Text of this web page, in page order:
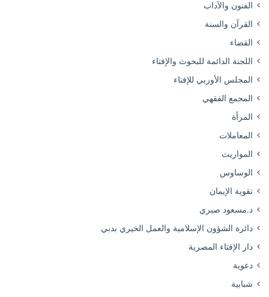
الفنون والآداب
القرآن والسنة
القضاء
اللجنة الدائمة للبحوث والإفتاء
المجلس الأوربي للإفتاء
المجمع الفقهي
المرأة
المعاملات
المواريث
الوساوس
تقوية الإيمان
د.مسعود صبري
دائرة الشؤون الإسلامية والعمل الخيري بدبي
دار الإفتاء المصرية
دعوية
شبابية